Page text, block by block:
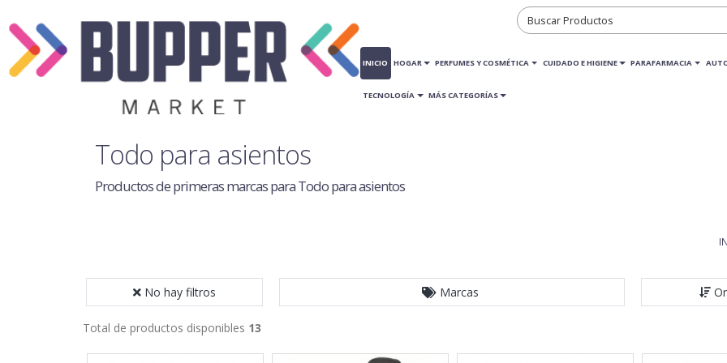
INICIO HOGAR PERFUMES Y COSMÉTICA CUIDADO E HIGIENE PARAFARMACIA
TECNOLOGÍA MÁS CATEGORÍAS
Todo para asientos
Productos de primeras marcas para Todo para asientos
No hay filtros Marcas
Total de productos disponibles 13